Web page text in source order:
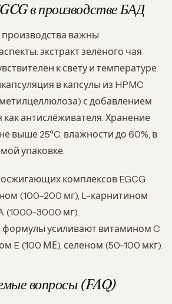
в производстве БАД
важны
экстракт зелёного чая
к свету и температуре.
в капсулы из HPMC
с добавлением
антислёживателя. Хранение
выше 25°C, влажности до 60%, в
упаковке.
комплексов EGCG
(100–200 мг), L-карнитином
(1000–3000 мг).
формулы усиливают витамином C
E (100 МЕ), селеном (50–100 мкг).
вопросы (FAQ)